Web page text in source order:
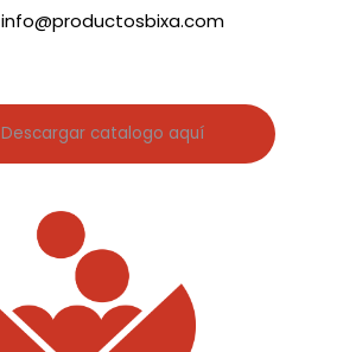
info@productosbixa.com
Descargar catalogo aquí